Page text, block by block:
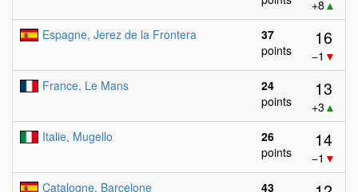
+8 ▲
Espagne, Jerez de la Frontera
37
points
16
−1 ▼
France, Le Mans
24
points
13
+3 ▲
Italie, Mugello
26
points
14
−1 ▼
Catalogne, Barcelone
43